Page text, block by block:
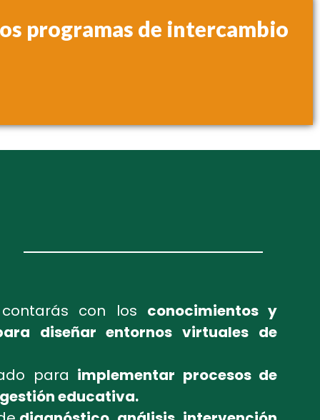
programas de intercambio
con los conocimientos y
diseñar entornos virtuales de
para implementar procesos de
educativa.